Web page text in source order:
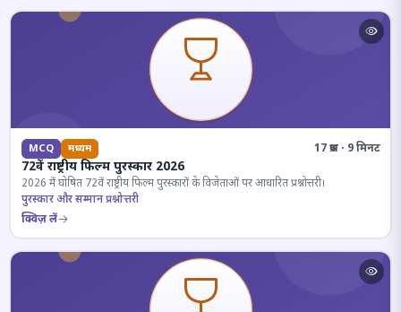
MCQ मध्यम 17 प्रश्न · 9 मिनट
72वें राष्ट्रीय फिल्म पुरस्कार 2026
2026 में घोषित 72वें राष्ट्रीय फिल्म पुरस्कारों के विजेताओं पर आधारित प्रश्नोत्तरी।
पुरस्कार और सम्मान प्रश्नोत्तरी
क्विज़ लें